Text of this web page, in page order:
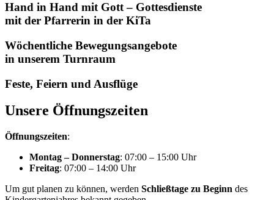
Hand in Hand mit Gott – Gottesdienste
mit der Pfarrerin in der KiTa
Wöchentliche Bewegungsangebote
in unserem Turnraum
Feste, Feiern und Ausflüge
Unsere Öffnungszeiten
Öffnungszeiten:
Montag – Donnerstag: 07:00 – 15:00 Uhr
Freitag: 07:00 – 14:00 Uhr
Um gut planen zu können, werden Schließtage zu Beginn des